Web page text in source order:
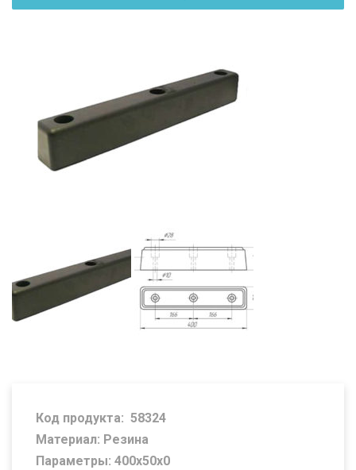
Код продукта: 58324
Материал: Резина
Параметры: 400х50х0